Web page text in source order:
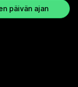
päivän ajan